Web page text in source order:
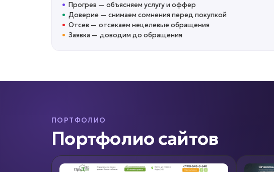
• Прогрев — объясняем услугу и оффер
• Доверие — снимаем сомнения перед покупкой
• Отсев — отсекаем нецелевые обращения
• Заявка — доводим до обращения
ПОРТФОЛИО
Портфолио сайтов